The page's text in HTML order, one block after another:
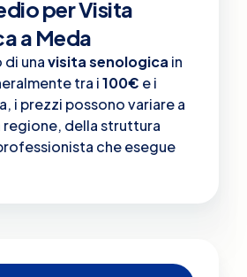
per Visita
a Meda
unavisita senologica in
tra i100€ e i
i prezzi possono variare a
della struttura
che esegue